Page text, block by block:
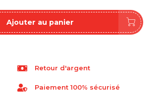
Ajouter au panier
Retour d'argent
Paiement 100% sécurisé